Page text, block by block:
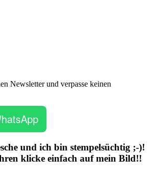
Newsletter und verpasse keinen
und ich bin stempelsüchtig ;-)!
klicke einfach auf mein Bild!!